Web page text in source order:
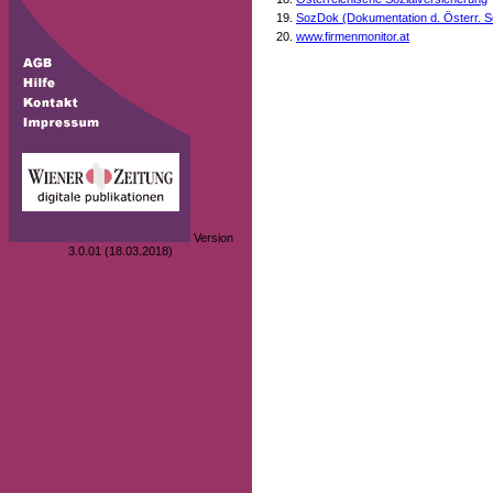
Version
3.0.01 (18.03.2018)
SozDok (Dokumentation d. Österr.
www.firmenmonitor.at